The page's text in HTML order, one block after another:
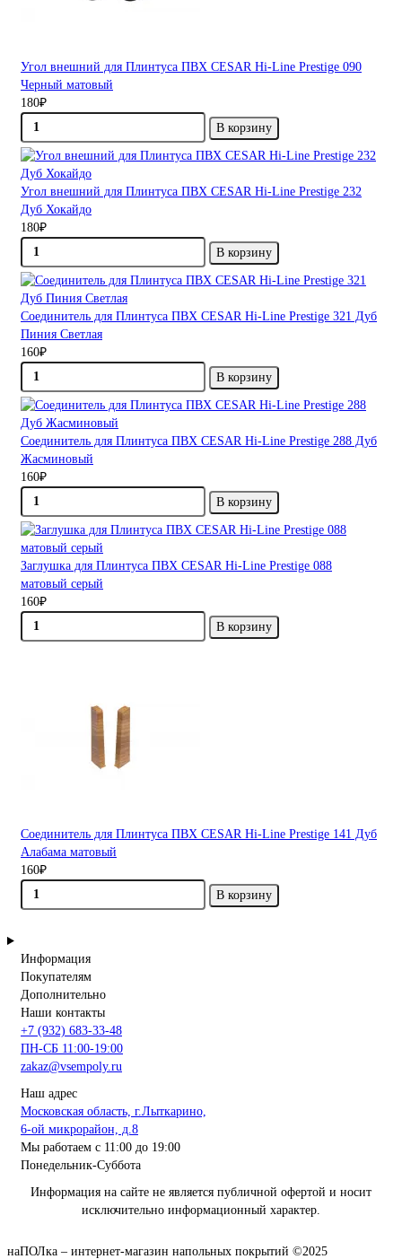
Угол внешний для Плинтуса ПВХ CESAR Hi-Line Prestige 090
Черный матовый
180₽
В корзину
Угол внешний для Плинтуса ПВХ CESAR Hi-Line Prestige 232
Дуб Хокайдо
180₽
В корзину
Соединитель для Плинтуса ПВХ CESAR Hi-Line Prestige 321 Дуб
Пиния Светлая
160₽
В корзину
Соединитель для Плинтуса ПВХ CESAR Hi-Line Prestige 288 Дуб
Жасминовый
160₽
В корзину
Заглушка для Плинтуса ПВХ CESAR Hi-Line Prestige 088
матовый серый
160₽
В корзину
Соединитель для Плинтуса ПВХ CESAR Hi-Line Prestige 141 Дуб
Алабама матовый
160₽
В корзину
Информация
Покупателям
Дополнительно
Наши контакты
+7 (932) 683-33-48
ПН-СБ 11:00-19:00
zakaz@vsempoly.ru
Наш адрес
Московская область, г.Лыткарино,
6-ой микрорайон, д.8
Мы работаем с 11:00 до 19:00
Понедельник-Суббота
Информация на сайте не является публичной офертой и носит
исключительно информационный характер.
наПОЛка – интернет-магазин напольных покрытий ©2025